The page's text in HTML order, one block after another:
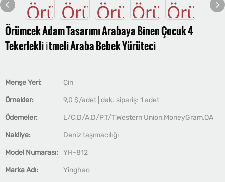
Örümcek Adam Tasarımı Arabaya Binen Çocuk 4
Tekerlekli İtmeli Araba Bebek Yürüteci
Menşe Yeri: Çin
Örnekler: 9,0 $/adet | dak. sipariş: 1 adet
Ödemeler: L/C,D/A,D/P,T/T,Western Union,MoneyGram,OA
Nakliye: Deniz taşımacılığı
Model Numarası: YH-812
Marka Adı: Yinghao